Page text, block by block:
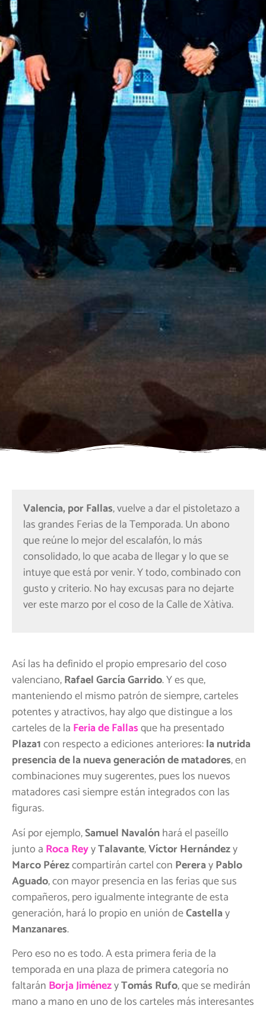
Valencia, por Fallas, vuelve a dar el pistoletazo a
las grandes Ferias de la Temporada. Un abono
que reúne lo mejor del escalafón, lo más
consolidado, lo que acaba de llegar y lo que se
intuye que está por venir. Y todo, combinado con
gusto y criterio. No hay excusas para no dejarte
ver este marzo por el coso de la Calle de Xàtiva.
Así las ha definido el propio empresario del coso
valenciano,Rafael García Garrido. Y es que,
manteniendo el mismo patrón de siempre, carteles
potentes y atractivos, hay algo que distingue a los
carteles de la Feria de Fallasque ha presentado
Plaza1con respecto a ediciones anteriores:la nutrida
presencia de la nueva generación de matadores, en
combinaciones muy sugerentes, pues los nuevos
matadores casi siempre están integrados con las
figuras.
Así por ejemplo,Samuel Navalónhará el paseíllo
junto a Roca ReyyTalavante,Víctor Hernándezy
Marco Pérezcompartirán cartel con PererayPablo
Aguado, con mayor presencia en las ferias que sus
compañeros, pero igualmente integrante de esta
generación, hará lo propio en unión deCastellay
Manzanares.
Pero eso no es todo. A esta primera feria de la
temporada en una plaza de primera categoría no
faltarán Borja JiménezyTomás Rufo, que se medirán
mano a mano en uno de los carteles más interesantes